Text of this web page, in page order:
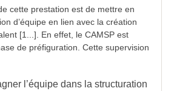
cette prestation est de mettre en
d’équipe en lien avec la création
[1...]. En effet, le CAMSP est
de préfiguration. Cette supervision
l’équipe dans la structuration